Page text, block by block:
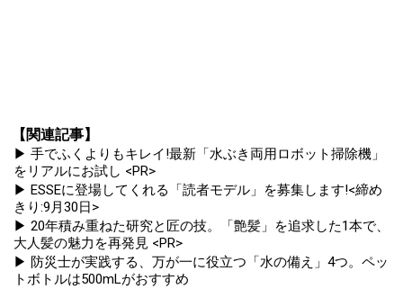
【関連記事】
▶ 手でふくよりもキレイ!最新「水ぶき両用ロボット掃除機」
をリアルにお試し <PR>
▶ ESSEに登場してくれる「読者モデル」を募集します!<締め
きり:9月30日>
▶ 20年積み重ねた研究と匠の技。「艶髪」を追求した1本で、
大人髪の魅力を再発見 <PR>
▶ 防災士が実践する、万が一に役立つ「水の備え」4つ。ペッ
トボトルは500mLがおすすめ